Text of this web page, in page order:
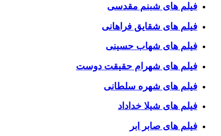
فیلم های شبنم مقدسی
فیلم های شقایق فراهانی
فیلم های شهاب حسینی
فیلم های شهرام حقیقت دوست
فیلم های شهره سلطانی
فیلم های شیلا خداداد
فیلم های صابر ابر